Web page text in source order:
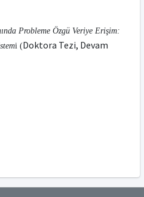
Probleme Özgü Veriye Erişim:
i (Doktora Tezi, Devam